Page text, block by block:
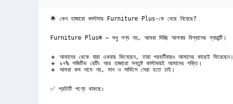
🌟 কেন হাজারো কাস্টমার Furniture Plus-কে বেছে নিয়েছে?
Furniture Plus® — শুধু পণ্য নয়, আমরা দিচ্ছি আপনার বিশ্বাসের গ্যারান্টি।
🔹 আমাদের থেকে যারা একবার কিনেছেন, তারা পরবর্তীবারও আমাদের কাছেই ফিরেছেন।
🔹 ৯৭% পজিটিভ রেটিং আর হাজারো সন্তুষ্ট কাস্টমারই আমাদের শক্তি।
🔹 আমরা কম দামে নয়, মান ও সার্ভিসে সেরা হতে চাই।
✅ প্রতিটি পণ্যে থাকছে: